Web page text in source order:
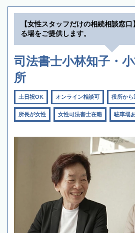
【女性スタッフだけの相続相談窓
る場をご提供します。
司法書士小林知子・
所
土日祝OK オンライン相談可 役所から
所長が女性 女性司法書士在籍 駐車場